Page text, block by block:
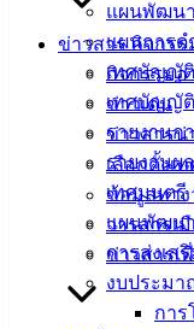
แผนพัฒน
แผนการด
เทศบัญญั
เทศบัญญัติ
รายงานก
รายงานผ
เทศมนตรี
แผนพัฒน
การส่งเส
งบประม
การ
ข่าวสาร กิจกรร
กิจกรรมอ่
ข่าวเด่น
ข่าวสารน่
เลือกตั้งเ
ข้อมูลทา
วารสารเ
ข่าวสารเ
เทศบาล
เมืองอ่าง
สำนักงาน
เทศบาลเมือง
อ่างศิลา 90/338